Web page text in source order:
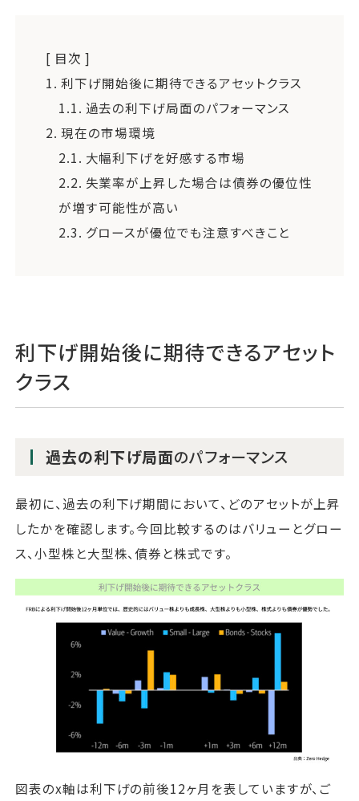
[ 目次 ]
1. 利下げ開始後に期待できるアセットクラス
1.1. 過去の利下げ局面のパフォーマンス
2. 現在の市場環境
2.1. 大幅利下げを好感する市場
2.2. 失業率が上昇した場合は債券の優位性
が増す可能性が高い
2.3. グロースが優位でも注意すべきこと
利下げ開始後に期待できるアセット
クラス
過去の利下げ局面のパフォーマンス
最初に、過去の利下げ期間において、どのアセットが上昇
したかを確認します。今回比較するのはバリューとグロー
ス、小型株と大型株、債券と株式です。
図表のx軸は利下げの前後12ヶ月を表していますが、ご